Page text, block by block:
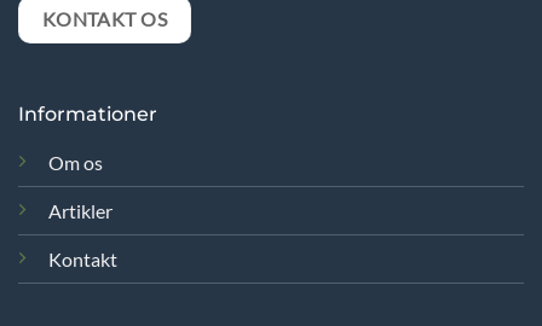
KONTAKT OS
Informationer
Om os
Artikler
Kontakt